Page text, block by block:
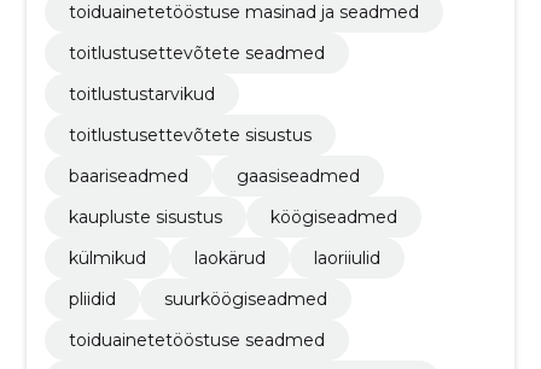
toiduainetetööstuse masinad ja seadmed
toitlustusettevõtete seadmed
toitlustustarvikud
toitlustusettevõtete sisustus
baariseadmed
gaasiseadmed
kaupluste sisustus
köögiseadmed
külmikud
laokärud
laoriiulid
pliidid
suurköögiseadmed
toiduainetetööstuse seadmed